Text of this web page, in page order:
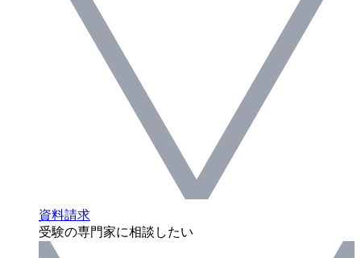
資料請求
受験の専門家に相談したい